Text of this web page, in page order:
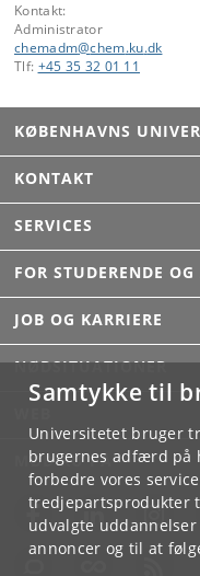
Samtykke til
Universitetet bruger
brugernes adfærd på
forbedre vores
tredjepartsprodukter
udvalgte
annoncer og til at
Kontakt:
Administrator
chemadm@chem.ku.dk
Tlf: +45 35 32 01 11
KØBENHAVNS
KONTAKT
SERVICES
FOR STUDERENDE
JOB OG KARRIERE
NØDSITUATIONER
MØD KU PÅ